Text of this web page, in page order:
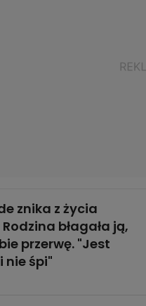
znika z życia
błagała ją,
przerwę. "Jest
nie śpi"